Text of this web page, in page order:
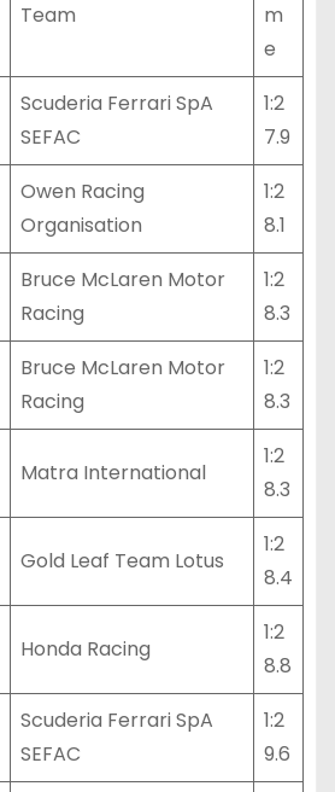
Team
m
e
Scuderia Ferrari SpA
SEFAC
1:2
7.9
Owen Racing
Organisation
1:2
8.1
Bruce McLaren Motor
Racing
1:2
8.3
Bruce McLaren Motor
Racing
1:2
8.3
Matra International
1:2
8.3
Gold Leaf Team Lotus
1:2
8.4
Honda Racing
1:2
8.8
Scuderia Ferrari SpA
SEFAC
1:2
9.6